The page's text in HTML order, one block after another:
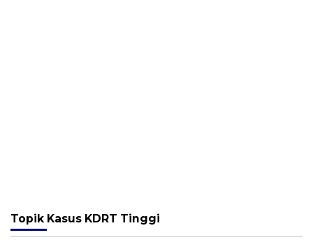
Topik Kasus KDRT Tinggi